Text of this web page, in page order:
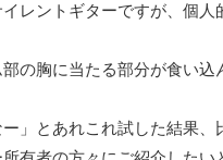
レントギターですが、個
の胸に当たる部分が食い込
ー」とあれこれ試した結果